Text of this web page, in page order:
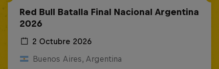
Red Bull Batalla Final Nacional Argentina
2026
2 Octubre 2026
Buenos Aires, Argentina